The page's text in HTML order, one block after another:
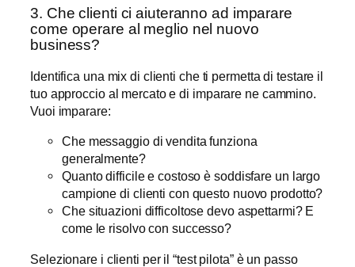
3. Che clienti ci aiuteranno ad imparare
come operare al meglio nel nuovo
business?
Identifica una mix di clienti che ti permetta di testare il
tuo approccio al mercato e di imparare ne cammino.
Vuoi imparare:
Che messaggio di vendita funziona
generalmente?
Quanto difficile e costoso è soddisfare un largo
campione di clienti con questo nuovo prodotto?
Che situazioni difficoltose devo aspettarmi? E
come le risolvo con successo?
Selezionare i clienti per il “test pilota” è un passo